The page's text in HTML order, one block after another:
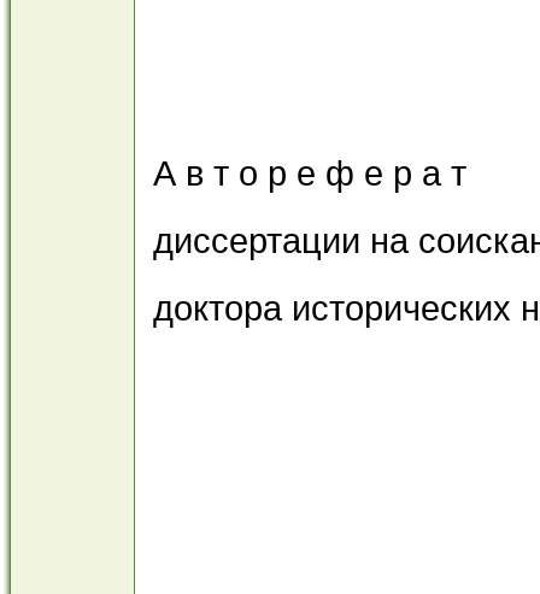
А в т о р е ф е р а т
диссертации на
доктора исторических